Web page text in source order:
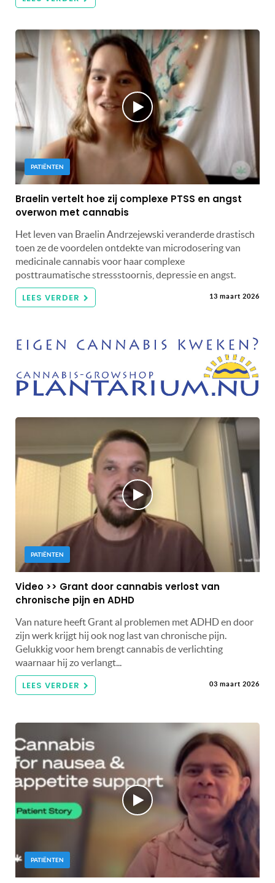
PATIËNTEN
Braelin vertelt hoe zij complexe PTSS en angst
overwon met cannabis
Het leven van Braelin Andrzejewski veranderde drastisch
toen ze de voordelen ontdekte van microdosering van
medicinale cannabis voor haar complexe
posttraumatische stressstoornis, depressie en angst.
LEES VERDER 13 maart 2026
PATIËNTEN
Video >> Grant door cannabis verlost van
chronische pijn en ADHD
Van nature heeft Grant al problemen met ADHD en door
zijn werk krijgt hij ook nog last van chronische pijn.
Gelukkig voor hem brengt cannabis de verlichting
waarnaar hij zo verlangt...
LEES VERDER 03 maart 2026
PATIËNTEN